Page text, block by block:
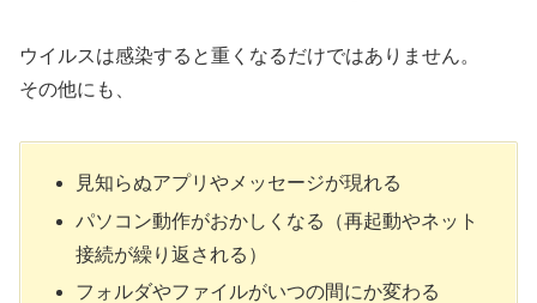
ウイルスは感染すると重くなるだけではありません。
その他にも、
見知らぬアプリやメッセージが現れる
パソコン動作がおかしくなる（再起動やネット
接続が繰り返される）
フォルダやファイルがいつの間にか変わる